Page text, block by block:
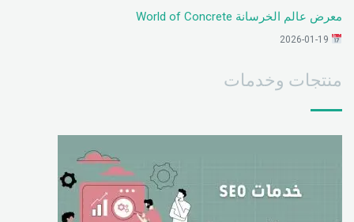
معرض عالم الخرسانة World of Concrete
منتجات وخدمات